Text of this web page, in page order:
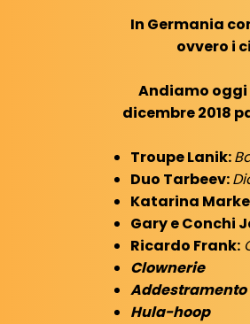
In Germania
ovvero i
Andiamo oggi
dicembre 2018
Troupe Lanik:
Duo Tarbeev:
Katarina
Gary e Conchi
Ricardo Frank:
Clownerie
Addestramento
Hula-hoop